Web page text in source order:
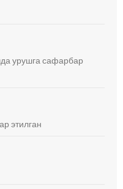
урушга сафарбар
этилган